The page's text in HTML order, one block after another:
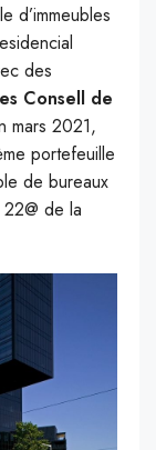
d’immeubles
des
Consell de
mars 2021,
portefeuille
de bureaux
de la